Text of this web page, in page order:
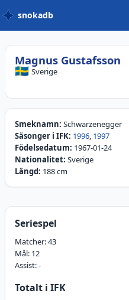
snokadb
Magnus Gustafsson
🇸🇪 Sverige
Smeknamn: Schwarzenegger
Säsonger i IFK: 1996, 1997
Födelsedatum: 1967-01-24
Nationalitet: Sverige
Längd: 188 cm
Seriespel
Matcher:43
Mål: 12
Assist:-
Totalt i IFK